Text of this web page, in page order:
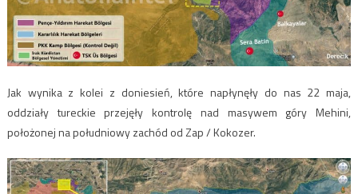
Jak wynika z kolei z doniesień, które napłynęły do nas 22 maja,
oddziały tureckie przejęły kontrolę nad masywem góry Mehini,
położonej na południowy zachód od Zap / Kokozer.